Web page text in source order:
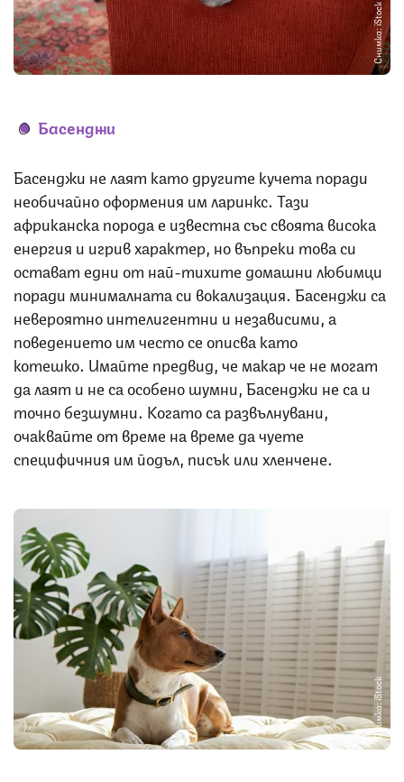
Снимка: iStock
Басенджи
Басенджи не лаят като другите кучета поради
необичайно оформения им ларинкс. Тази
африканска порода е известна със своята висока
енергия и игрив характер, но въпреки това си
остават едни от най-тихите домашни любимци
поради минималната си вокализация. Басенджи са
невероятно интелигентни и независими, а
поведението им често се описва като
котешко. Имайте предвид, че макар че не могат
да лаят и не са особено шумни, Басенджи не са и
точно безшумни. Когато са развълнувани,
очаквайте от време на време да чуете
специфичния им йодъл, писък или хленчене.
Снимка: iStock